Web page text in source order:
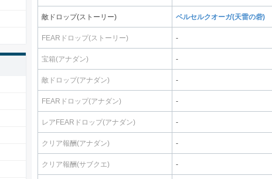
敵ドロップ(ストーリー) ベルセルクオーガ(天雷の砦)
FEARドロップ(ストーリー) -
宝箱(アナダン) -
敵ドロップ(アナダン) -
FEARドロップ(アナダン) -
レアFEARドロップ(アナダン) -
クリア報酬(アナダン) -
クリア報酬(サブクエ) -